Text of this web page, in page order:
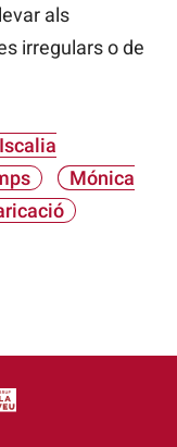
als
irregulars o de
Mónica